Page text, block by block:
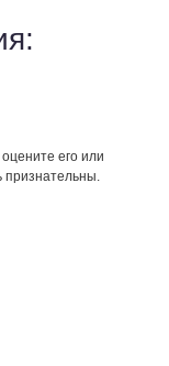
его или
признательны.